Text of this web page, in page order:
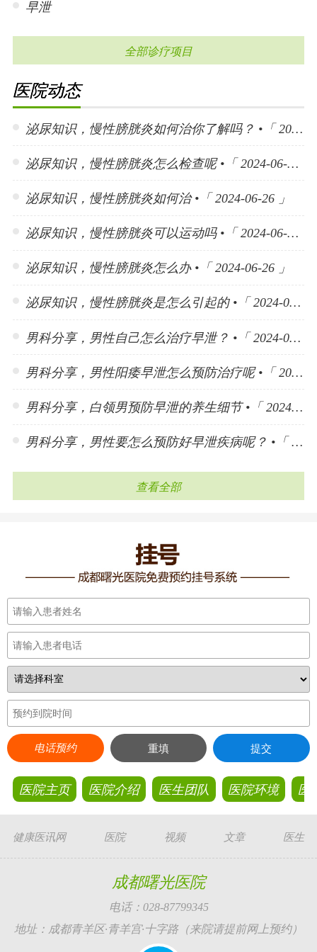
早泄
全部诊疗项目
医院动态
泌尿知识，慢性膀胱炎如何治你了解吗？ •「 2024-06-26 」
泌尿知识，慢性膀胱炎怎么检查呢 •「 2024-06-26 」
泌尿知识，慢性膀胱炎如何治 •「 2024-06-26 」
泌尿知识，慢性膀胱炎可以运动吗 •「 2024-06-26 」
泌尿知识，慢性膀胱炎怎么办 •「 2024-06-26 」
泌尿知识，慢性膀胱炎是怎么引起的 •「 2024-06-26 」
男科分享，男性自己怎么治疗早泄？ •「 2024-06-25 」
男科分享，男性阳痿早泄怎么预防治疗呢 •「 2024-06-25 」
男科分享，白领男预防早泄的养生细节 •「 2024-06-25 」
男科分享，男性要怎么预防好早泄疾病呢？ •「 2024-06-25 」
查看全部
电话预约 重填 提交
医院主页 医院介绍 医生团队 医院环境 医
健康医讯网 医院 视频 文章 医生
成都曙光医院
电话：028-87799345
地址：成都青羊区·青羊宫·十字路（来院请提前网上预约）